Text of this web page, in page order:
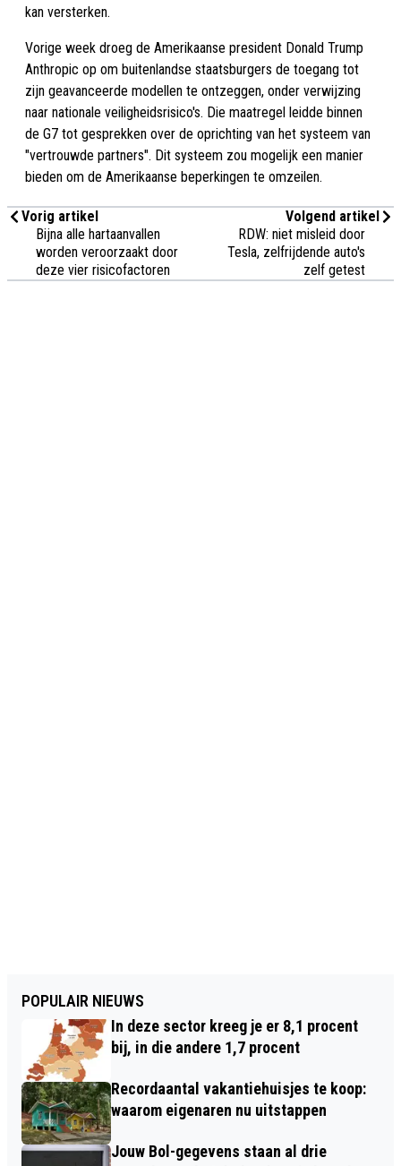
kan versterken.
Vorige week droeg de Amerikaanse president Donald Trump
Anthropic op om buitenlandse staatsburgers de toegang tot
zijn geavanceerde modellen te ontzeggen, onder verwijzing
naar nationale veiligheidsrisico's. Die maatregel leidde binnen
de G7 tot gesprekken over de oprichting van het systeem van
"vertrouwde partners". Dit systeem zou mogelijk een manier
bieden om de Amerikaanse beperkingen te omzeilen.
Vorig artikel
Bijna alle hartaanvallen
worden veroorzaakt door
deze vier risicofactoren
Volgend artikel
RDW: niet misleid door
Tesla, zelfrijdende auto's
zelf getest
POPULAIR NIEUWS
In deze sector kreeg je er 8,1 procent
bij, in die andere 1,7 procent
Recordaantal vakantiehuisjes te koop:
waarom eigenaren nu uitstappen
Jouw Bol-gegevens staan al drie